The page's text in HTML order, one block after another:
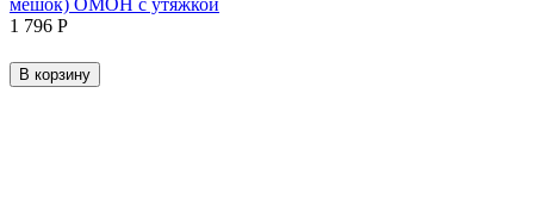
1 796 Р
В корзину